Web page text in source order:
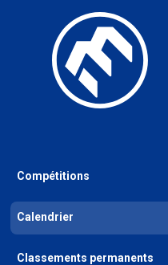
Compétitions
Calendrier
Classements permanents